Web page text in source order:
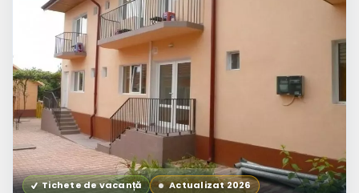
Tichete de vacanță Actualizat 2026